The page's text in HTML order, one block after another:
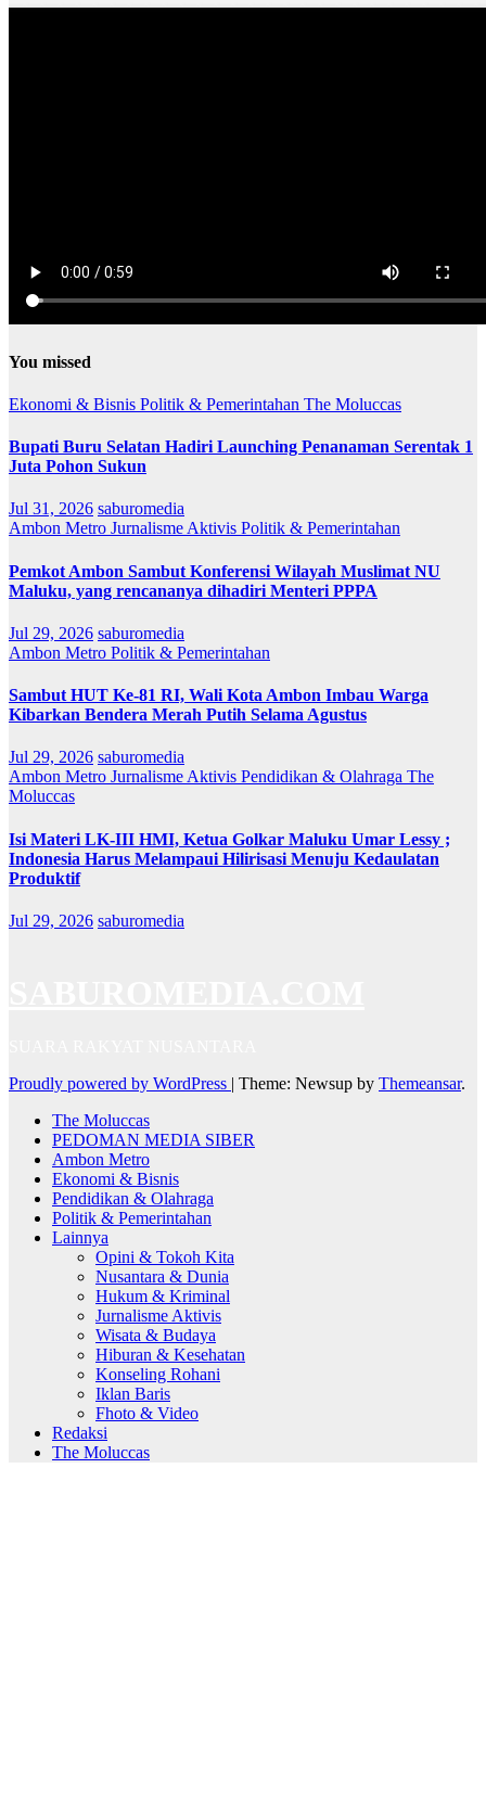
You missed
Ekonomi & Bisnis Politik & Pemerintahan The Moluccas
Bupati Buru Selatan Hadiri Launching Penanaman Serentak 1
Juta Pohon Sukun
Jul 31, 2026 saburomedia
Ambon Metro Jurnalisme Aktivis Politik & Pemerintahan
Pemkot Ambon Sambut Konferensi Wilayah Muslimat NU
Maluku, yang rencananya dihadiri Menteri PPPA
Jul 29, 2026 saburomedia
Ambon Metro Politik & Pemerintahan
Sambut HUT Ke-81 RI, Wali Kota Ambon Imbau Warga
Kibarkan Bendera Merah Putih Selama Agustus
Jul 29, 2026 saburomedia
Ambon Metro Jurnalisme Aktivis Pendidikan & Olahraga The
Moluccas
Isi Materi LK-III HMI, Ketua Golkar Maluku Umar Lessy ;
Indonesia Harus Melampaui Hilirisasi Menuju Kedaulatan
Produktif
Jul 29, 2026 saburomedia
Proudly powered by WordPress | Theme: Newsup by Themeansar.
The Moluccas
PEDOMAN MEDIA SIBER
Ambon Metro
Ekonomi & Bisnis
Pendidikan & Olahraga
Politik & Pemerintahan
Lainnya
Opini & Tokoh Kita
Nusantara & Dunia
Hukum & Kriminal
Jurnalisme Aktivis
Wisata & Budaya
Hiburan & Kesehatan
Konseling Rohani
Iklan Baris
Fhoto & Video
Redaksi
The Moluccas